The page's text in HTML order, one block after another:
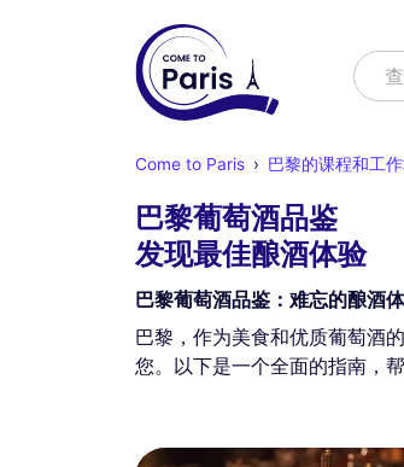
寻找
Come to Paris 巴黎的课程和工
巴黎葡萄酒品鉴
发现最佳酿酒体验
巴黎葡萄酒品鉴：难忘的酿酒
巴黎，作为美食和优质葡萄酒
您。以下是一个全面的指南，